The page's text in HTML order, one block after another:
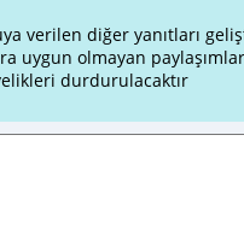
verilen diğer yanıtları
uygun olmayan
durdurulacaktır